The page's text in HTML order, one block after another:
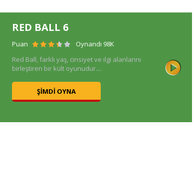
RED BALL 6
Puan
Oynandı 98K
Red Ball, farklı yaş, cinsiyet ve ilgi alanlarını
birleştiren bir kült oyunudur....
ŞIMDI OYNA